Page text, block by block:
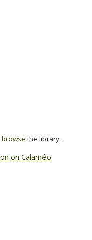
browse the library.
on Calaméo